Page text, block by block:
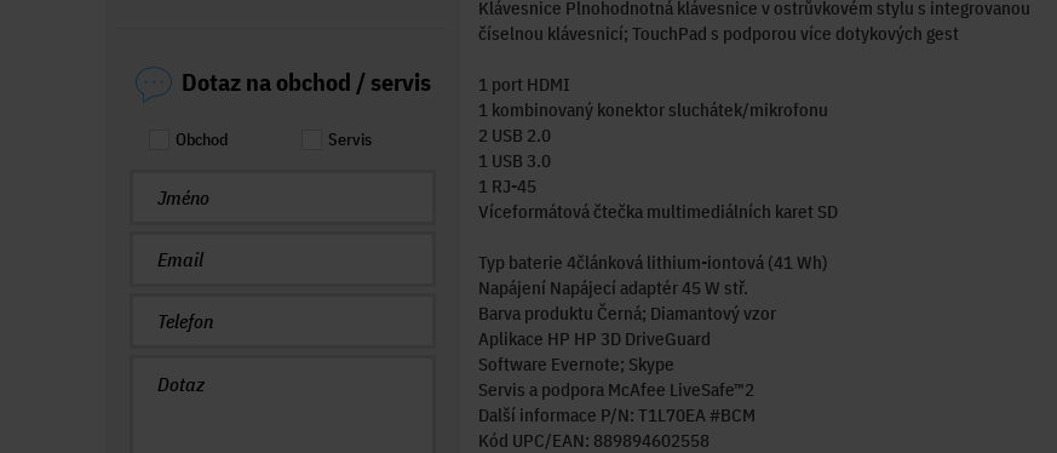
Klávesnice Plnohodnotná klávesnice v ostrůvkovém stylu s integrovanou
číselnou klávesnicí; TouchPad s podporou více dotykových gest
1 port HDMI
1 kombinovaný konektor sluchátek/mikrofonu
2 USB 2.0
1 USB 3.0
1 RJ-45
Víceformátová čtečka multimediálních karet SD
Typ baterie 4článková lithium-iontová (41 Wh)
Napájení Napájecí adaptér 45 W stř.
Barva produktu Černá; Diamantový vzor
Aplikace HP HP 3D DriveGuard
Software Evernote; Skype
Servis a podpora McAfee LiveSafe™2
Další informace P/N: T1L70EA #BCM
Kód UPC/EAN: 889894602558
Dotaz na obchod / servis
Obchod Servis